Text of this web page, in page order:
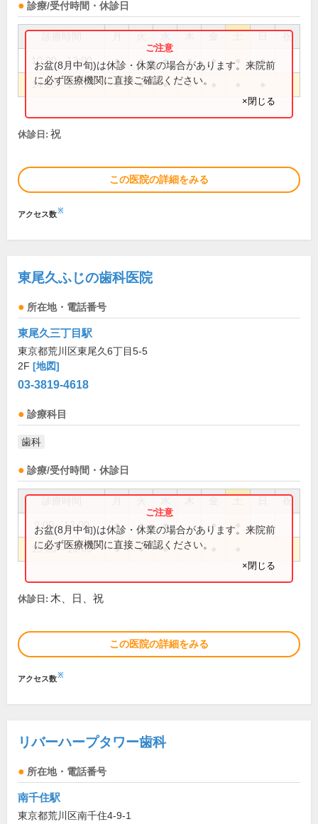
診療/受付時間・休診日
祝
10:00～13:00 ● ● ● ● ● ●
14:00～18:00 ● ● ● ●
お盆(8月中旬)は休診・休業の場合があります。来院前
に必ず医療機関に直接ご確認ください。
×閉じる
休診日: 祝
この医院の詳細をみる
アクセス数※
東尾久ふじの歯科医院
所在地・電話番号
東尾久三丁目駅
東京都荒川区東尾久6丁目5-5
2F [地図]
03-3819-4618
診療科目
歯科
診療/受付時間・休診日
祝
9:00～13:00 ● ● ● ●
15:00～19:00 ● ● ●
お盆(8月中旬)は休診・休業の場合があります。来院前
に必ず医療機関に直接ご確認ください。
×閉じる
休診日: 木、日、祝
この医院の詳細をみる
アクセス数※
リバーハープタワー歯科
所在地・電話番号
南千住駅
東京都荒川区南千住4-9-1